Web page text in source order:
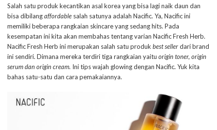
Salah satu produk kecantikan asal korea yang bisa lagi naik daun dan
bisa dibilangaffordable salah satunya adalah Nacific. Ya, Nacific ini
memiliki beberapa rangkaian skincare yang sedang hits. Pada
kesempatan ini kita akan membahas tentang varian Nacific Fresh Herb.
Nacific Fresh Herb ini merupakan salah satu produk best sellerdari brand
ini sendiri. Dimana mereka terdiri tiga rangkaian yaitu origin toner, origin
serum dan origin cream. Ini tips wajah glowing dengan Nacific. Yuk kita
bahas satu-satu dan cara pemakaiannya.